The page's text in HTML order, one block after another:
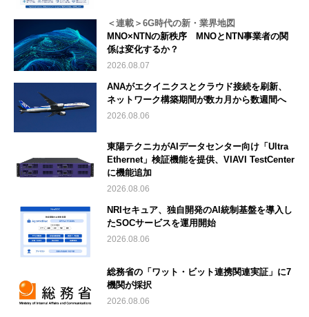
＜連載＞6G時代の新・業界地図
MNO×NTNの新秩序 MNOとNTN事業者の関
係は変化するか？
2026.08.07
ANAがエクイニクスとクラウド接続を刷新、
ネットワーク構築期間が数カ月から数週間へ
2026.08.06
東陽テクニカがAIデータセンター向け「Ultra
Ethernet」検証機能を提供、VIAVI TestCenter
に機能追加
2026.08.06
NRIセキュア、独自開発のAI統制基盤を導入し
たSOCサービスを運用開始
2026.08.06
総務省の「ワット・ビット連携関連実証」に7
機関が採択
2026.08.06